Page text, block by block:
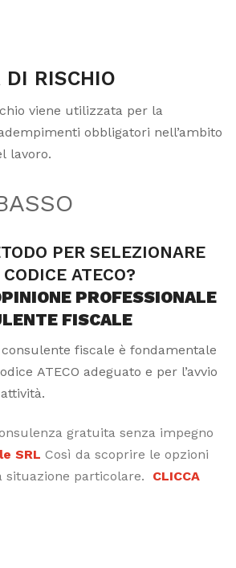
DI RISCHIO
viene utilizzata per la
obbligatori nell’ambito
lavoro.
PER SELEZIONARE
ATECO?
PROFESSIONALE
FISCALE
consulente fiscale è fondamentale
ATECO adeguato e per l’avvio
gratuita senza impegno
SRL Così da scoprire le opzioni
situazione particolare. CLICCA